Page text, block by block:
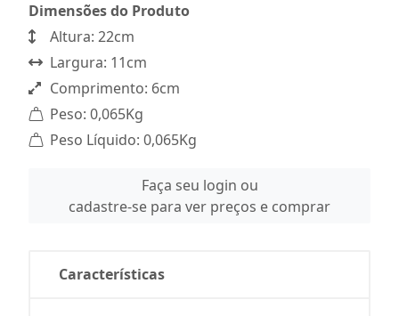
Dimensões do Produto
Altura: 22cm
Largura: 11cm
Comprimento: 6cm
Peso: 0,065Kg
Peso Líquido: 0,065Kg
Faça seu login ou
cadastre-se para ver preços e comprar
Características